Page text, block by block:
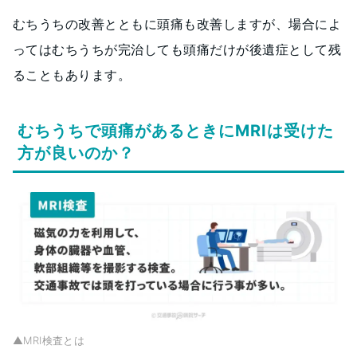
むちうちの改善とともに頭痛も改善しますが、場合によ
ってはむちうちが完治しても頭痛だけが後遺症として残
ることもあります。
むちうちで頭痛があるときにMRIは受けた
方が良いのか？
▲MRI検査とは